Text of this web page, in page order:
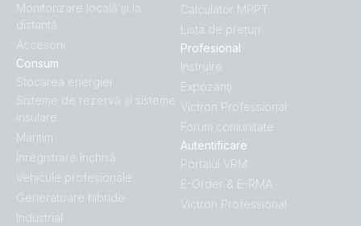
Monitorizare locală și la
distanță
Accesorii
Consum
Stocarea energiei
Sisteme de rezervă și sisteme
insulare
Maritim
Înregistrare închisă
Vehicule profesionale
Generatoare hibride
Industrial
Calculator MPPT
Lista de prețuri
Profesional
Instruire
Expozanţi
Victron Professional
Forum comunitate
Autentificare
Portalul VRM
E-Order & E-RMA
Victron Professional